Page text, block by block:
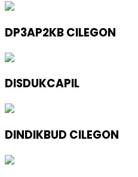
DP3AP2KB CILEGON
DISDUKCAPIL
DINDIKBUD CILEGON